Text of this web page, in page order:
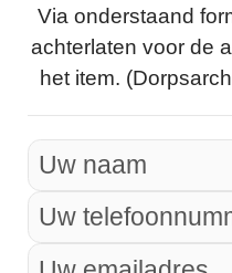
Via onderstaand
achterlaten voor de
het item.